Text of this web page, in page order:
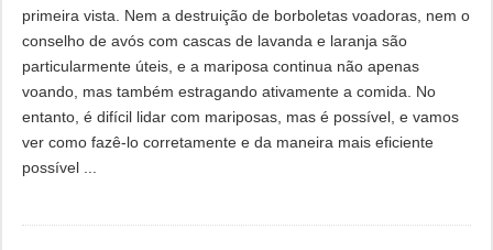
primeira vista. Nem a destruição de borboletas voadoras, nem o
conselho de avós com cascas de lavanda e laranja são
particularmente úteis, e a mariposa continua não apenas
voando, mas também estragando ativamente a comida. No
entanto, é difícil lidar com mariposas, mas é possível, e vamos
ver como fazê-lo corretamente e da maneira mais eficiente
possível ...